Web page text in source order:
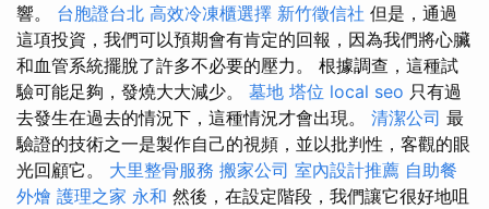
響。 台胞證台北 高效冷凍櫃選擇 新竹徵信社 但是，通過
這項投資，我們可以預期會有肯定的回報，因為我們將心臟
和血管系統擺脫了許多不必要的壓力。 根據調查，這種試
驗可能足夠，發燒大大減少。 墓地 塔位 local seo 只有過
去發生在過去的情況下，這種情況才會出現。 清潔公司 最
驗證的技術之一是製作自己的視頻，並以批判性，客觀的眼
光回顧它。 大里整骨服務 搬家公司 室內設計推薦 自助餐
外燴 護理之家 永和 然後，在設定階段，我們讓它很好地咀